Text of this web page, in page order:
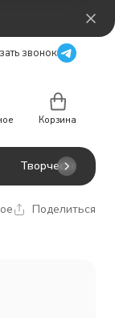
звонок
Корзина
Творчество
Поделиться